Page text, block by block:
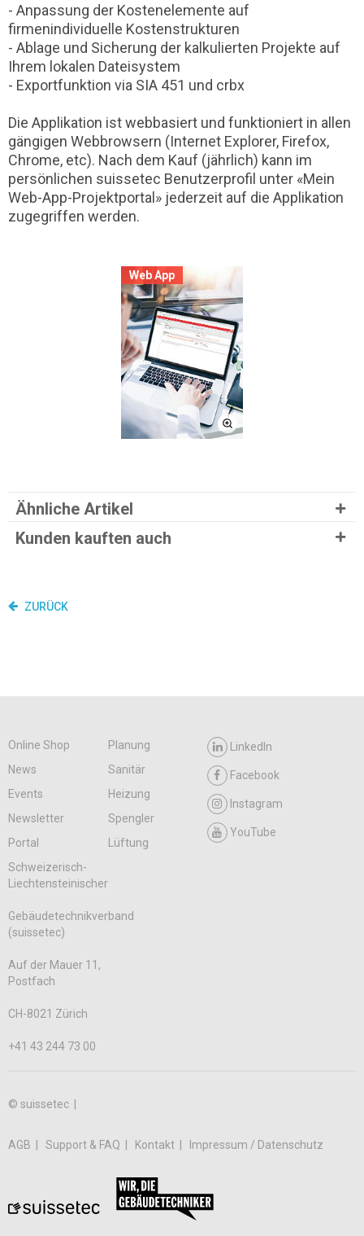
- Anpassung der Kostenelemente auf
firmenindividuelle Kostenstrukturen
- Ablage und Sicherung der kalkulierten Projekte auf
Ihrem lokalen Dateisystem
- Exportfunktion via SIA 451 und crbx
Die Applikation ist webbasiert und funktioniert in allen
gängigen Webbrowsern (Internet Explorer, Firefox,
Chrome, etc). Nach dem Kauf (jährlich) kann im
persönlichen suissetec Benutzerprofil unter «Mein
Web-App-Projektportal» jederzeit auf die Applikation
zugegriffen werden.
Web App
Ähnliche Artikel
Kunden kauften auch
ZURÜCK
Online Shop
Planung
News
Sanitär
Events
Heizung
Newsletter
Spengler
Portal
Lüftung
LinkedIn
Facebook
Instagram
YouTube
Schweizerisch-
Liechtensteinischer
Gebäudetechnikverband
(suissetec)
Auf der Mauer 11,
Postfach
CH-8021 Zürich
+41 43 244 73 00
© suissetec |
AGB Support & FAQ Kontakt Impressum / Datenschutz